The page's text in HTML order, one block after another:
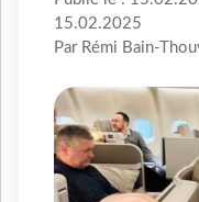
15.02.2025
Par Rémi Bain-